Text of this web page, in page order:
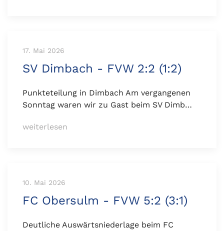
17. Mai 2026
SV Dimbach - FVW 2:2 (1:2)
Punkteteilung in Dimbach Am vergangenen
Sonntag waren wir zu Gast beim SV Dimb…
weiterlesen
10. Mai 2026
FC Obersulm - FVW 5:2 (3:1)
Deutliche Auswärtsniederlage beim FC